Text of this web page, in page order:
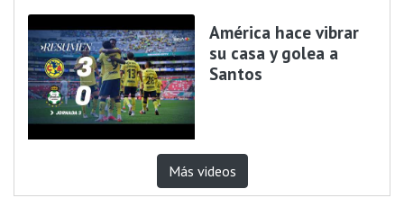
América hace vibrar
su casa y golea a
Santos
Más videos